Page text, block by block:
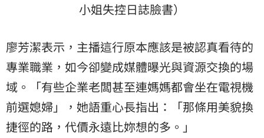
小姐失控日誌臉書）
廖芳潔表示，主播這行原本應該是被認真看待的
專業職業，如今卻變成媒體曝光與資源交換的場
域。「有些企業老闆甚至連媽媽都會坐在電視機
前選媳婦」，她語重心長指出：「那條用美貌換
捷徑的路，代價永遠比妳想的多。」